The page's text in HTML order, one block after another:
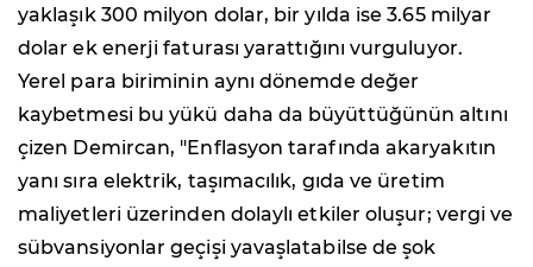
yaklaşık 300 milyon dolar, bir yılda ise 3.65 milyar
dolar ek enerji faturası yarattığını vurguluyor.
Yerel para biriminin aynı dönemde değer
kaybetmesi bu yükü daha da büyüttüğünün altını
çizen Demircan, "Enflasyon tarafında akaryakıtın
yanı sıra elektrik, taşımacılık, gıda ve üretim
maliyetleri üzerinden dolaylı etkiler oluşur; vergi ve
sübvansiyonlar geçişi yavaşlatabilse de şok